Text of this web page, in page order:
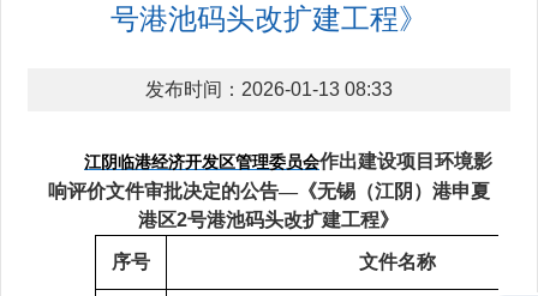
号港池码头改扩建工程》
发布时间：2026-01-13 08:33
江阴临港经济开发区管理委员会作出建设项目环境影
响评价文件审批决定的公告—《无锡（江阴）港申夏
港区2号港池码头改扩建工程》
序号 文件名称